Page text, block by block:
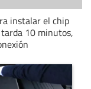
instalar el chip
tarda 10 minutos,